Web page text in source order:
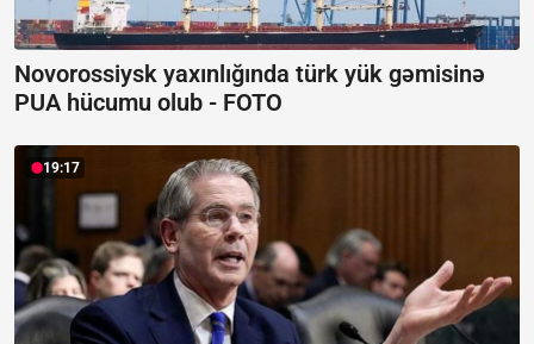
Novorossiysk yaxınlığında türk yük gəmisinə
PUA hücumu olub - FOTO
19:17